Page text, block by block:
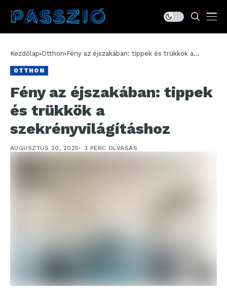
Kezdőlap Otthon Fény az éjszakában: tippek és trükkök a
OTTHON
Fény az éjszakában: tippek
és trükkök a
szekrényvilágításhoz
AUGUSZTUS 20, 2025 3 PERC OLVASÁS